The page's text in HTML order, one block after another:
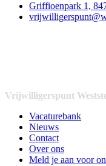
Griffioenpark 1,
Vrijwilligerspunt
Vacaturebank
Nieuws
Contact
Over ons
Meld je aan voor